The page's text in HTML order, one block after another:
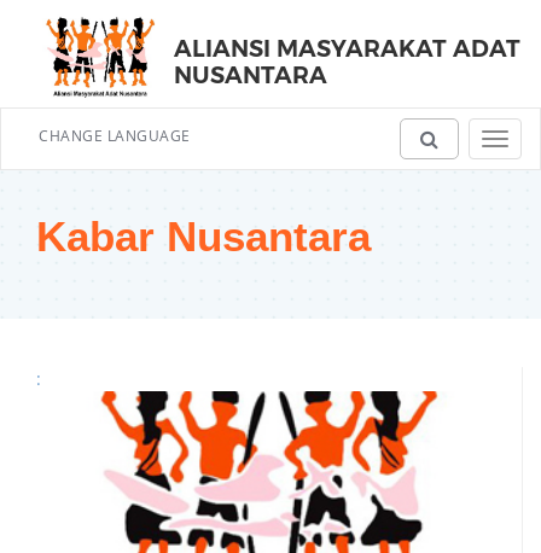
ALIANSI MASYARAKAT ADAT
NUSANTARA
CHANGE LANGUAGE
Kabar Nusantara
: